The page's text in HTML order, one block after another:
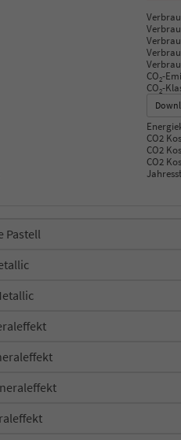
CO2-
CO2-
CO2
CO2
CO2
Pastell